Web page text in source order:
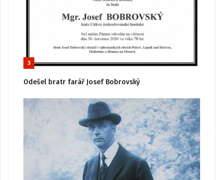
3
Odešel bratr farář Josef Bobrovský